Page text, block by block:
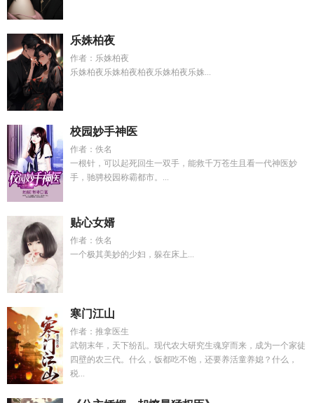
乐姝柏夜
作者：乐姝柏夜
乐姝柏夜乐姝柏夜柏夜乐姝柏夜乐姝...
校园妙手神医
作者：佚名
一根针，可以起死回生一双手，能救千万苍生且看一代神医妙
手，驰骋校园称霸都市。...
贴心女婿
作者：佚名
一个极其美妙的少妇，躲在床上...
寒门江山
作者：推拿医生
武朝末年，天下纷乱。现代农大研究生魂穿而来，成为一个家徒
四壁的农三代。什么，饭都吃不饱，还要养活童养媳？什么，
税...